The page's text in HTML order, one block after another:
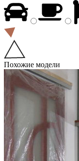
Похожие модели